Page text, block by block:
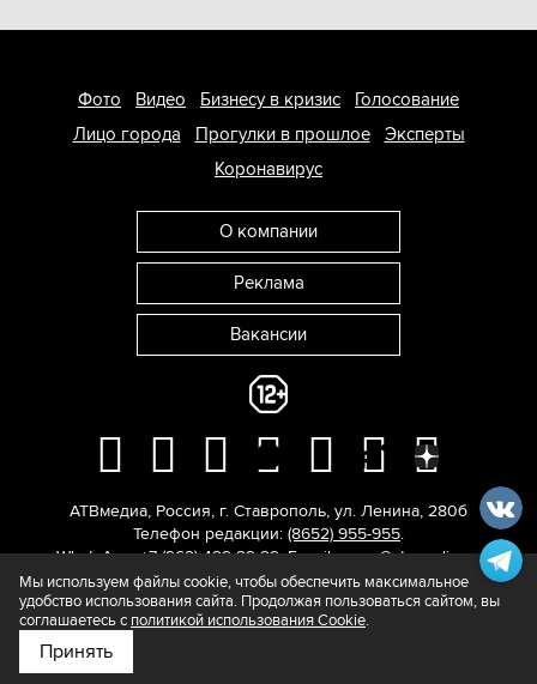
Подпишитесь на нас в
Фото Видео Бизнесу в кризис
Голосование
Лицо города
Прогулки в прошлое
Эксперты
Коронавирус
О компании
Реклама
Вакансии
АТВмедиа, Россия, г. Ставрополь, ул. Ленина, 280б
Телефон редакции: (8652) 955-955.
WhatsApp: +7 (962) 429-29-29. E-mail:news@atvmedia.ru.
© 2017-2026. Все права защищены.
Мы используем файлы cookie, чтобы обеспечить максимальное
удобство использования сайта. Продолжая пользоваться сайтом, вы
соглашаетесь с политикой использования Cookie.
Принять